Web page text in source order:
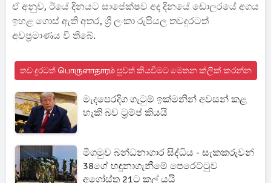
ඒ අනුව, ඊයේ දිනයට සාපේක්ෂව අද දිනයේ ඩොලරයේ අගය
ඉහළ ගොස් ඇති අතර, ශ්‍රී ලංකා රුපියල තවදුරටත්
අවප්‍රමාණය වී තිබේ.
තව දුරටත් பொருளாதாரம் පුවත් කියවීමට මෙතන ක්ලික් කරන්න
මැදපෙරදිග ගැටුම් ඉක්මනින් අවසන් කළ
හැකි බව ට්‍රම්ප් කියයි
මීගමුව බන්ධනාගාර සිද්ධිය - සැකකරුවන්
38ගේ හඳුනාගැනීමේ පෙරෙට්ටුව
අගෝස්තු 21ට කල් යයි